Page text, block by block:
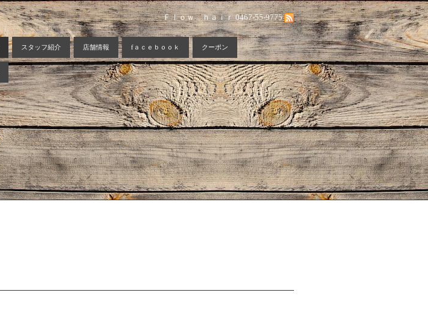
Ｆｌｏｗ ｈａｉｒ 0467-55-9775
スタッフ紹介 店舗情報 fａｃｅｂｏｏｋ クーポン